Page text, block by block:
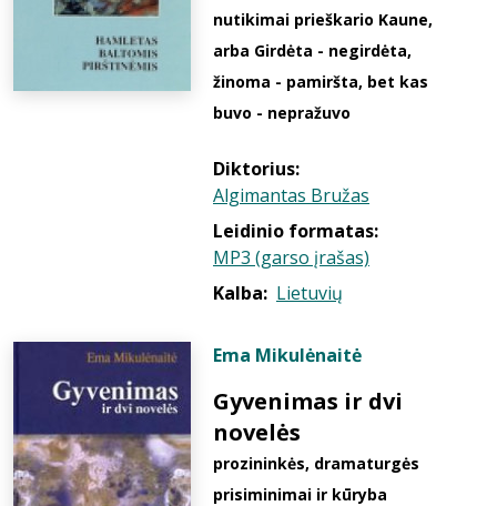
nutikimai prieškario Kaune,
arba Girdėta - negirdėta,
žinoma - pamiršta, bet kas
buvo - nepražuvo
Diktorius:
Algimantas Bružas
Leidinio formatas:
MP3 (garso įrašas)
Kalba: Lietuvių
Ema Mikulėnaitė
Gyvenimas ir dvi
novelės
prozininkės, dramaturgės
prisiminimai ir kūryba